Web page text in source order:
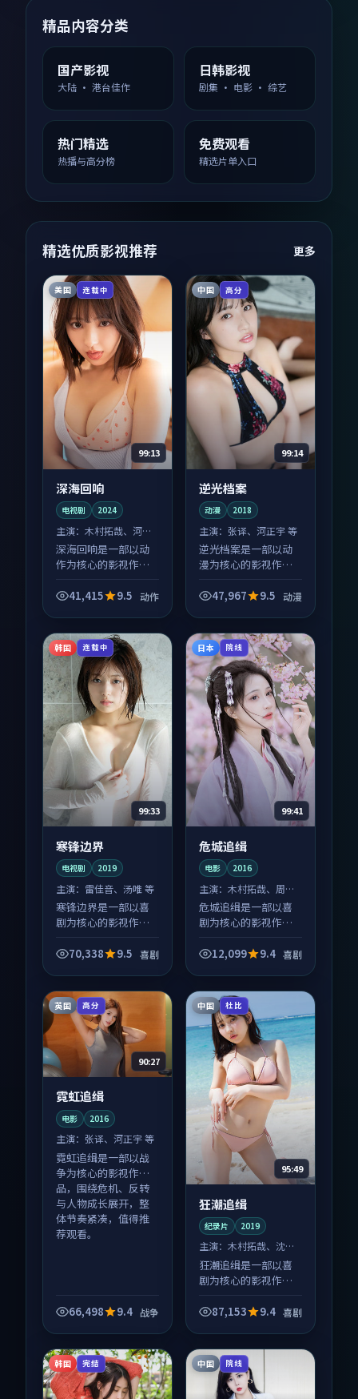
精品内容分类
国产影视
大陆 · 港台佳作
日韩影视
剧集 · 电影 · 综艺
热门精选
热播与高分榜
免费观看
精选片单入口
精选优质影视推荐 更多
美国 连载中
99:13
深海回响
电视剧 2024
主演： 木村拓哉、河正
宇 等
深海回响是一部以动
作为核心的影视作
与人物成长展开，整
41,415 9.5 动作
中国 高分
99:14
逆光档案
动漫 2018
主演： 张译、河正宇 等
逆光档案是一部以动
漫为核心的影视作
与人物成长展开，整
47,967 9.5 动漫
韩国 连载中
99:33
寒锋边界
电视剧 2019
主演： 雷佳音、汤唯 等
寒锋边界是一部以喜
剧为核心的影视作
与人物成长展开，整
70,338 9.5 喜剧
日本 院线
99:41
危城追缉
电影 2016
主演： 木村拓哉、周迅
等
危城追缉是一部以喜
剧为核心的影视作
与人物成长展开，整
12,099 9.4 喜剧
英国 高分
90:27
霓虹追缉
电影 2016
主演： 张译、河正宇 等
霓虹追缉是一部以战
争为核心的影视作
品，围绕危机、反转
与人物成长展开，整
体节奏紧凑，值得推
荐观看。
66,498 9.4 战争
中国 杜比
95:49
狂潮追缉
纪录片 2019
主演： 木村拓哉、沈腾
等
狂潮追缉是一部以喜
剧为核心的影视作
与人物成长展开，整
87,153 9.4 喜剧
韩国 完结 中国 院线